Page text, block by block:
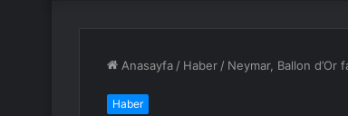
Anasayfa / Haber / Neymar, Ballon d’Or
Haber